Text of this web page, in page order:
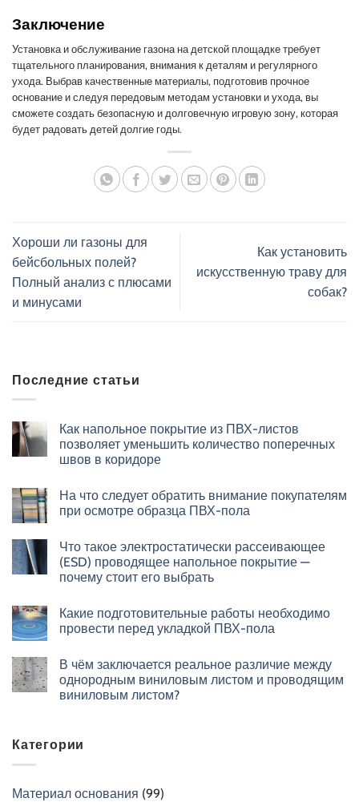
Заключение
Установка и обслуживание газона на детской площадке требует
тщательного планирования, внимания к деталям и регулярного
ухода. Выбрав качественные материалы, подготовив прочное
основание и следуя передовым методам установки и ухода, вы
сможете создать безопасную и долговечную игровую зону, которая
будет радовать детей долгие годы.
Хороши ли газоны для
бейсбольных полей?
Полный анализ с плюсами
и минусами
Как установить
искусственную траву для
собак?
Последние статьи
Как напольное покрытие из ПВХ-листов
позволяет уменьшить количество поперечных
швов в коридоре
На что следует обратить внимание покупателям
при осмотре образца ПВХ-пола
Что такое электростатически рассеивающее
(ESD) проводящее напольное покрытие —
почему стоит его выбрать
Какие подготовительные работы необходимо
провести перед укладкой ПВХ-пола
В чём заключается реальное различие между
однородным виниловым листом и проводящим
виниловым листом?
Категории
Материал основания (99)